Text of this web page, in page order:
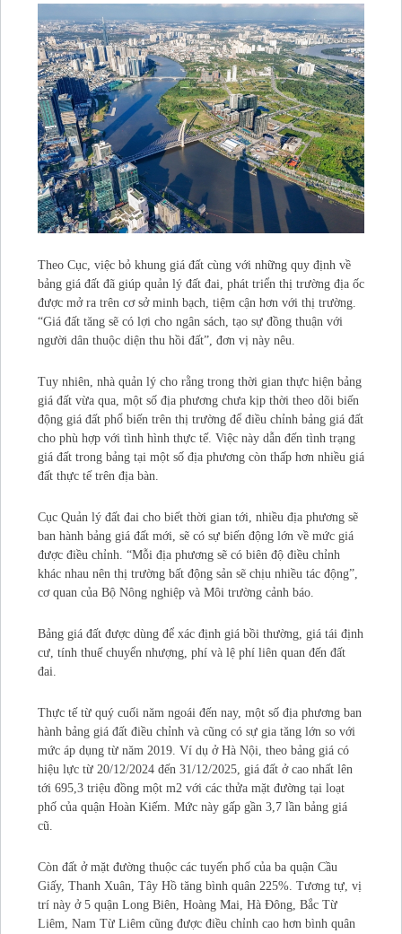
Theo Cục, việc bỏ khung giá đất cùng với những quy định về
bảng giá đất đã giúp quản lý đất đai, phát triển thị trường địa ốc
được mở ra trên cơ sở minh bạch, tiệm cận hơn với thị trường.
“Giá đất tăng sẽ có lợi cho ngân sách, tạo sự đồng thuận với
người dân thuộc diện thu hồi đất”, đơn vị này nêu.
Tuy nhiên, nhà quản lý cho rằng trong thời gian thực hiện bảng
giá đất vừa qua, một số địa phương chưa kịp thời theo dõi biến
động giá đất phổ biến trên thị trường để điều chỉnh bảng giá đất
cho phù hợp với tình hình thực tế. Việc này dẫn đến tình trạng
giá đất trong bảng tại một số địa phương còn thấp hơn nhiều giá
đất thực tế trên địa bàn.
Cục Quản lý đất đai cho biết thời gian tới, nhiều địa phương sẽ
ban hành bảng giá đất mới, sẽ có sự biến động lớn về mức giá
được điều chỉnh. “Mỗi địa phương sẽ có biên độ điều chỉnh
khác nhau nên thị trường bất động sản sẽ chịu nhiều tác động”,
cơ quan của Bộ Nông nghiệp và Môi trường cảnh báo.
Bảng giá đất được dùng để xác định giá bồi thường, giá tái định
cư, tính thuế chuyển nhượng, phí và lệ phí liên quan đến đất
đai.
Thực tế từ quý cuối năm ngoái đến nay, một số địa phương ban
hành bảng giá đất điều chỉnh và cũng có sự gia tăng lớn so với
mức áp dụng từ năm 2019. Ví dụ ở Hà Nội, theo bảng giá có
hiệu lực từ 20/12/2024 đến 31/12/2025, giá đất ở cao nhất lên
tới 695,3 triệu đồng một m2 với các thửa mặt đường tại loạt
phố của quận Hoàn Kiếm. Mức này gấp gần 3,7 lần bảng giá
cũ.
Còn đất ở mặt đường thuộc các tuyến phố của ba quận Cầu
Giấy, Thanh Xuân, Tây Hồ tăng bình quân 225%. Tương tự, vị
trí này ở 5 quận Long Biên, Hoàng Mai, Hà Đông, Bắc Từ
Liêm, Nam Từ Liêm cũng được điều chỉnh cao hơn bình quân